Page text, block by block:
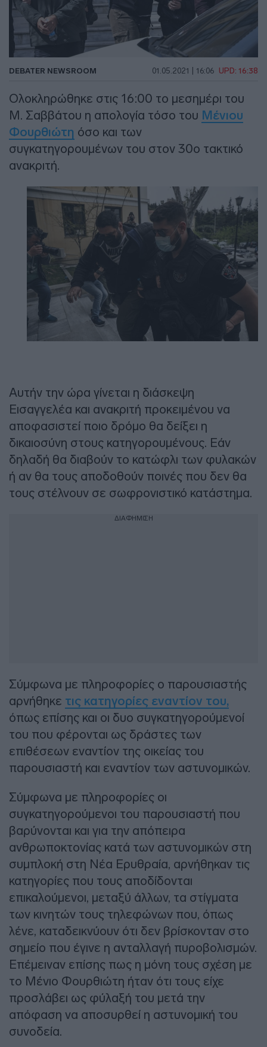
DEBATER NEWSROOM 01.05.2021 | 16:06 UPD: 16:38
Ολοκληρώθηκε στις 16:00 το μεσημέρι του
Μ. Σαββάτου η απολογία τόσο του Μένιου
Φουρθιώτη όσο και των
συγκατηγορουμένων του στον 30ο τακτικό
ανακριτή.
Αυτήν την ώρα γίνεται η διάσκεψη
Εισαγγελέα και ανακριτή προκειμένου να
αποφασιστεί ποιο δρόμο θα δείξει η
δικαιοσύνη στους κατηγορουμένους. Εάν
δηλαδή θα διαβούν το κατώφλι των φυλακών
ή αν θα τους αποδοθούν ποινές που δεν θα
τους στέλνουν σε σωφρονιστικό κατάστημα.
ΔΙΑΦΗΜΙΣΗ
Σύμφωνα με πληροφορίες ο παρουσιαστής
αρνήθηκε τις κατηγορίες εναντίον του,
όπως επίσης και οι δυο συγκατηγορούμενοί
του που φέρονται ως δράστες των
επιθέσεων εναντίον της οικείας του
παρουσιαστή και εναντίον των αστυνομικών.
Σύμφωνα με πληροφορίες οι
συγκατηγορούμενοι του παρουσιαστή που
βαρύνονται και για την απόπειρα
ανθρωποκτονίας κατά των αστυνομικών στη
συμπλοκή στη Νέα Ερυθραία, αρνήθηκαν τις
κατηγορίες που τους αποδίδονται
επικαλούμενοι, μεταξύ άλλων, τα στίγματα
των κινητών τους τηλεφώνων που, όπως
λένε, καταδεικνύουν ότι δεν βρίσκονταν στο
σημείο που έγινε η ανταλλαγή πυροβολισμών.
Επέμειναν επίσης πως η μόνη τους σχέση με
το Μένιο Φουρθιώτη ήταν ότι τους είχε
προσλάβει ως φύλαξή του μετά την
απόφαση να αποσυρθεί η αστυνομική του
συνοδεία.